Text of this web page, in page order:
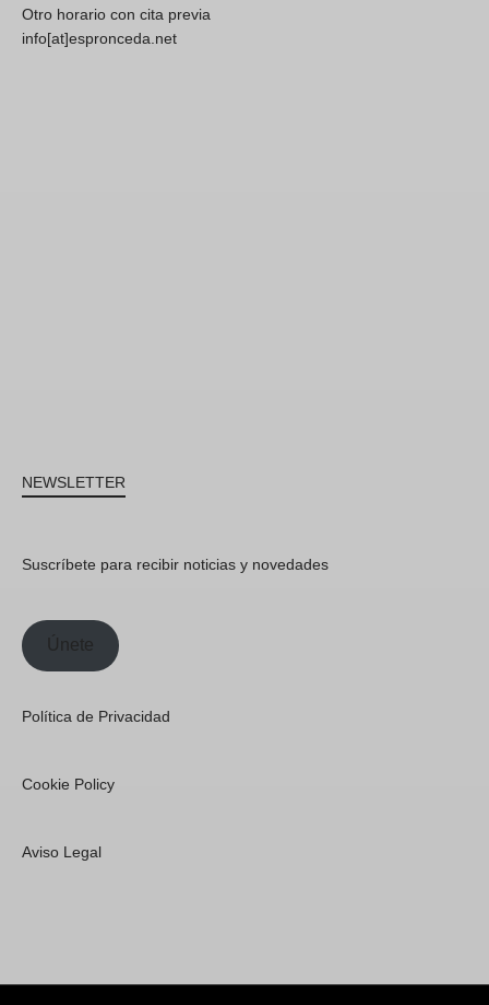
Otro horario con cita previa
info[at]espronceda.net
NEWSLETTER
Suscríbete para recibir noticias y novedades
Únete
Política de Privacidad
Cookie Policy
Aviso Legal